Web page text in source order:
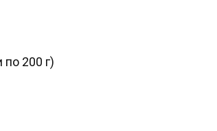
200 г)